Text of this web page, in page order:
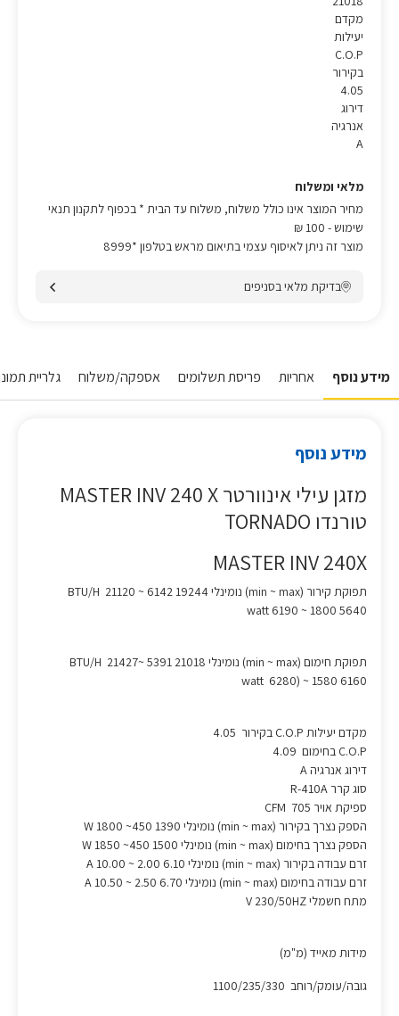
מקדם
יעילות
C.O.P
בקירור
4.05
דירוג
אנרגיה
A
מלאי ומשלוח
מחיר המוצר אינו כולל משלוח, משלוח עד הבית * בכפוף לתקנון תנאי
שימוש- 100 ₪
מוצר זה ניתן לאיסוף עצמי בתיאום מראש בטלפון *8999
בדיקת מלאי בסניפים
מידע נוסף אחריות פריסת תשלומים אספקה/משלוח גלריית
מידע נוסף
מזגן עילי אינוורטר MASTER INV 240 X
טורנדו TORNADO
MASTER INV 240X
תפוקת קירור (min ~ max) נומינלי BTU/H 21120 ~ 6142 19244
watt 6190 ~ 1800 5640
תפוקת חימום (min ~ max) נומינלי BTU/H 21427~ 5391 21018
watt 6280) ~ 1580 6160
מקדם יעילות C.O.P בקירור 4.05
C.O.P בחימום 4.09
דירוג אנרגיה A
סוג קרר R-410A
ספיקת אויר CFM 705
הספק נצרך בקירור (min ~ max) נומינלי W 1800 ~450 1390
הספק נצרך בחימום (min ~ max) נומינלי W 1850 ~450 1500
זרם עבודה בקירור (min ~ max) נומינלי A 10.00 ~ 2.00 6.10
זרם עבודה בחימום (min ~ max) נומינלי A 10.50 ~ 2.50 6.70
מתח חשמלי V 230/50HZ
מידות מאייד (מ"מ)
גובה/עומק/רוחב 1100/235/330